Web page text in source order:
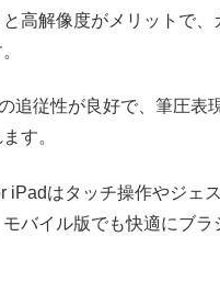
高解像度がメリットで、
追従性が良好で、筆圧表
す。
iPadはタッチ操作やジェ
バイル版でも快適にブラ